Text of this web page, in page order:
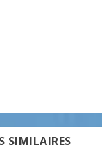
SIMILAIRES